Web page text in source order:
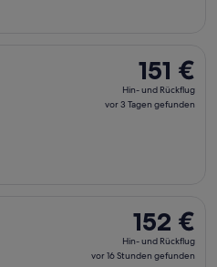
151 €
Hin-
und
151 €
Hin- und Rückflug
vor 3 Tagen gefunden
152 €
Hin-
und
152 €
Hin- und Rückflug
vor 16 Stunden gefunden